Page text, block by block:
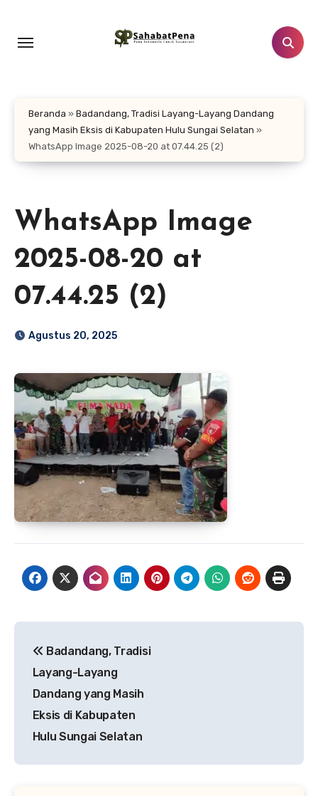
konten
Beranda » Badandang, Tradisi Layang-Layang Dandang
yang Masih Eksis di Kabupaten Hulu Sungai Selatan »
WhatsApp Image 2025-08-20 at 07.44.25 (2)
WhatsApp Image
2025-08-20 at
07.44.25 (2)
Agustus 20, 2025
pos
Badandang, Tradisi
Layang-Layang
Dandang yang Masih
Eksis di Kabupaten
Hulu Sungai Selatan